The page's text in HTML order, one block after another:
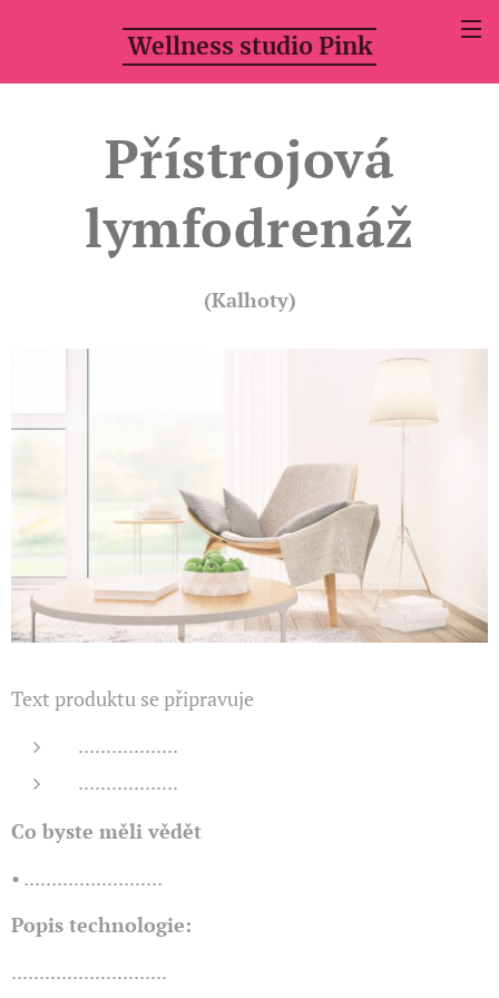
Wellness studio Pink
Přístrojová
lymfodrenáž
(Kalhoty)
Text produktu se připravuje
..................
..................
Co byste měli vědět
• .........................
Popis technologie:
............................